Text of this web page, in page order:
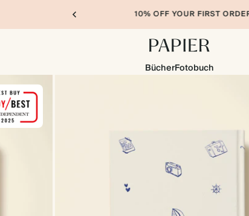
10% OFF YOUR FIRST ORDER
BücherFotobuch